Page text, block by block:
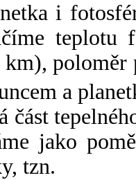
i
km),
a
část
jako
tzn.